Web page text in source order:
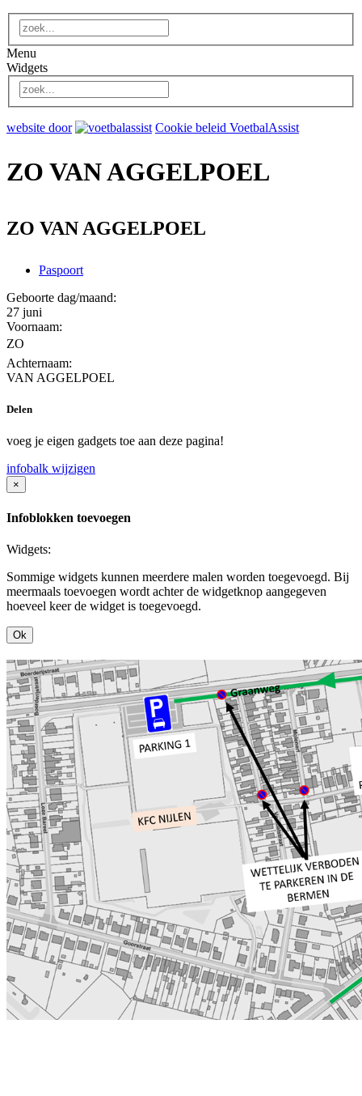
Menu
Widgets
website door Cookie beleid VoetbalAssist
ZO VAN AGGELPOEL
ZO VAN AGGELPOEL
Paspoort
Geboorte dag/maand:
27 juni
Voornaam:
ZO
Achternaam:
VAN AGGELPOEL
Delen
voeg je eigen gadgets toe aan deze pagina!
infobalk wijzigen
×
Infoblokken toevoegen
Widgets:
Sommige widgets kunnen meerdere malen worden toegevoegd. Bij
meermaals toevoegen wordt achter de widgetknop aangegeven
hoeveel keer de widget is toegevoegd.
Ok